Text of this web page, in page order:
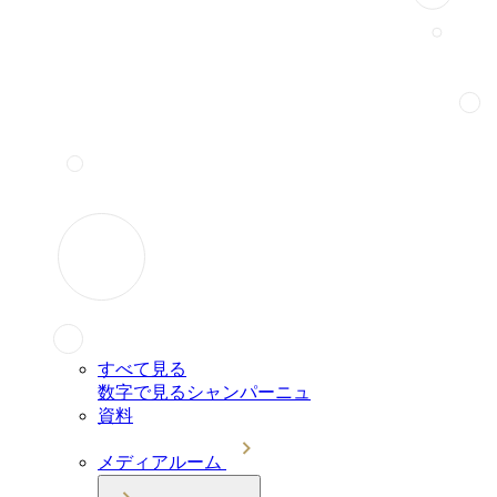
すべて見る
数字で見るシャンパーニュ
資料
メディアルーム